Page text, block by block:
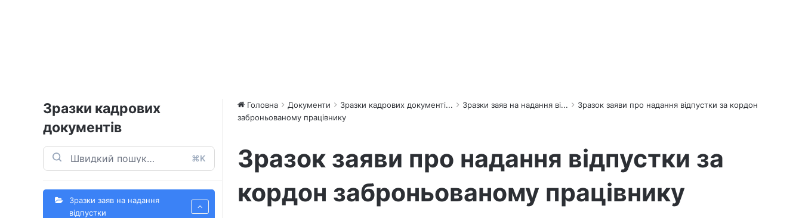
Зразки кадрових
документів
⌘K
Зразки заяв на надання
відпустки
Головна Документи Зразки кадрових документі... Зразки заяв на надання ві...
Зразок заяви про надання відпустки за кордон
заброньованому працівнику
Зразок заяви про надання відпустки за
кордон заброньованому працівнику